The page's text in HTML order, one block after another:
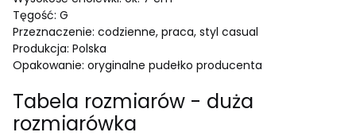
Tęgość: G
Przeznaczenie: codzienne, praca, styl casual
Produkcja: Polska
Opakowanie: oryginalne pudełko producenta
Tabela rozmiarów - duża
rozmiarówka